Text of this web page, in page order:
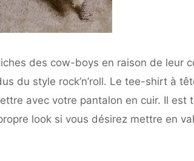
des cow-boys en raison de leur
du style rock’n’roll. Le tee-shirt à
avec votre pantalon en cuir. Il est
look si vous désirez mettre en